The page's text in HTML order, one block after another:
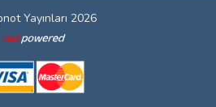
Yayınları 2026